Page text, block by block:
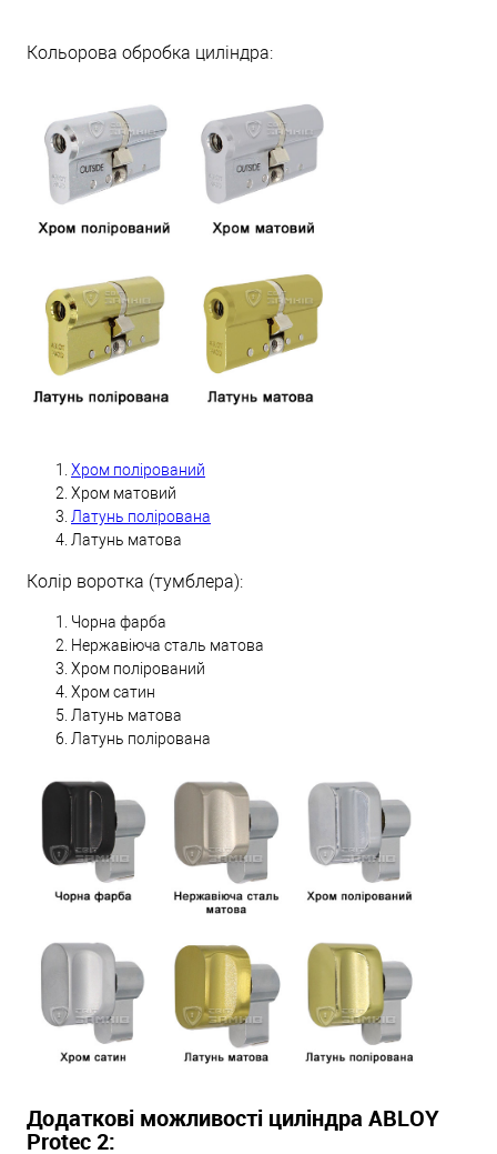
Кольорова обробка циліндра:
Хром полірований
Хром матовий
Латунь полірована
Латунь матова
Колір воротка (тумблера):
Чорна фарба
Нержавіюча сталь матова
Хром полірований
Хром сатин
Латунь матова
Латунь полірована
Додаткові можливості циліндра ABLOY
Protec 2: